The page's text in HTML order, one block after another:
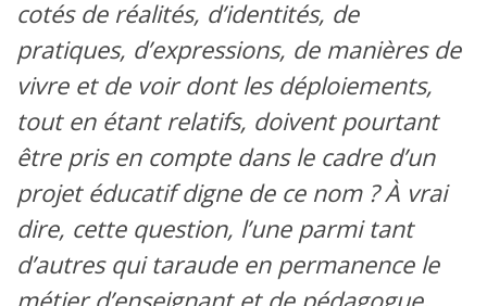
cotés de réalités, d’identités, de
pratiques, d’expressions, de manières de
vivre et de voir dont les déploiements,
tout en étant relatifs, doivent pourtant
être pris en compte dans le cadre d’un
projet éducatif digne de ce nom ? À vrai
dire, cette question, l’une parmi tant
d’autres qui taraude en permanence le